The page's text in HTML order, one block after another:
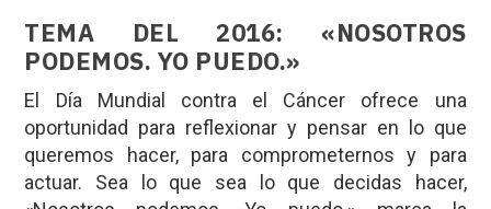
TEMA DEL 2016: «NOSOTROS
PODEMOS. YO PUEDO.»
El Día Mundial contra el Cáncer ofrece una
oportunidad para reflexionar y pensar en lo que
queremos hacer, para comprometernos y para
actuar. Sea lo que sea lo que decidas hacer,